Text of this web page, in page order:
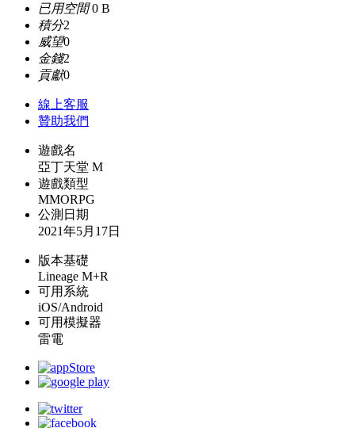
已用空間0 B
積分2
威望0
金錢2
貢獻0
線上客服
贊助我們
遊戲名
亞丁天堂 M
遊戲類型
MMORPG
公測日期
2021年5月17日
版本基礎
Lineage M+R
可用系統
iOS/Android
可用模擬器
雷電